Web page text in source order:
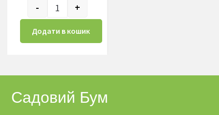
Бебілон Айс кількість
- +
Додати в кошик
Садовий Бум